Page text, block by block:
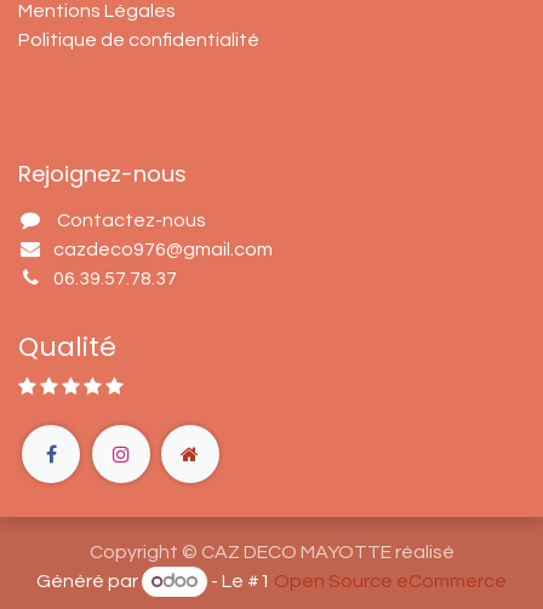
Mentions Légales
Politique de confidentialité
Rejoignez-nous
Contactez-nous
cazdeco976@gmail.com
06.39.57.78.37
Qualité
Copyright © CAZ DECO MAYOTTE réalisé
Généré par
- Le #1 Open Source eCommerce